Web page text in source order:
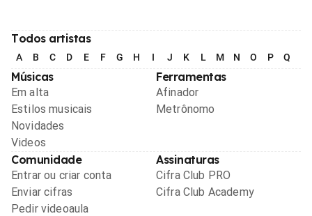
Todos artistas
A B C D E F G H I J K L M N O P Q
Músicas
Em alta
Estilos musicais
Novidades
Videos
Ferramentas
Afinador
Metrônomo
Comunidade
Entrar ou criar conta
Enviar cifras
Pedir videoaula
Assinaturas
Cifra Club PRO
Cifra Club Academy